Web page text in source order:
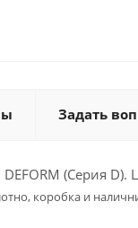
Задать
(Серия D).
коробка и